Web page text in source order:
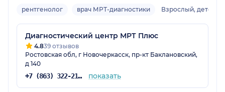
рентгенолог врач МРТ-диагностики Взрослый, детский
Диагностический центр МРТ Плюс
4.839 отзывов
Ростовская обл, г Новочеркасск, пр-кт Баклановский,
д 140
+7 (863) 322-21-93 показать